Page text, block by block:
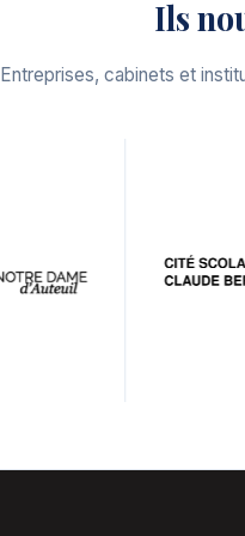
Ils
Entreprises, cabinets et